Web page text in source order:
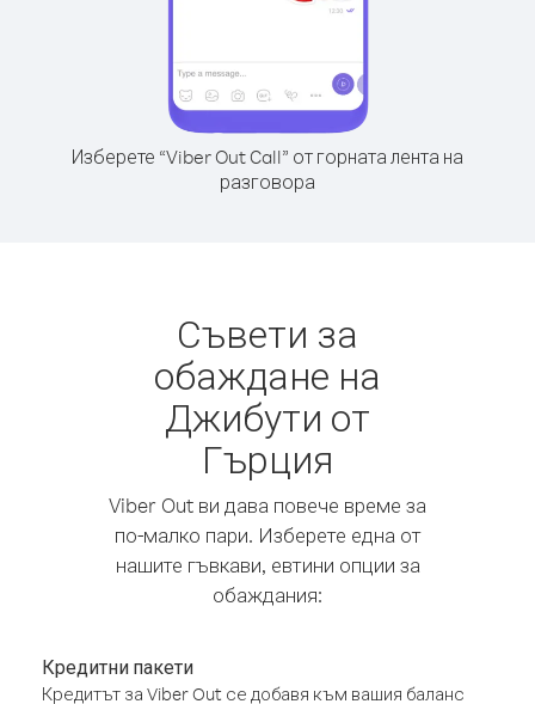
Изберете “Viber Out Call” от горната лента на
разговора
Съвети за
обаждане на
Джибути от
Гърция
Viber Out ви дава повече време за
по-малко пари. Изберете една от
нашите гъвкави, евтини опции за
обаждания:
Кредитни пакети
Кредитът за Viber Out се добавя към вашия баланс